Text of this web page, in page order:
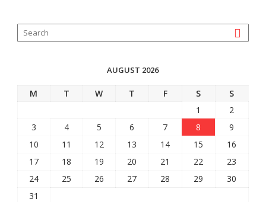
AUGUST 2026
M T W T F S
S
1
2
3
4 5 6 7 8
9
10
11 12 13 14 15
16
17
18 19 20 21 22
23
24
25 26 27 28 29
30
31